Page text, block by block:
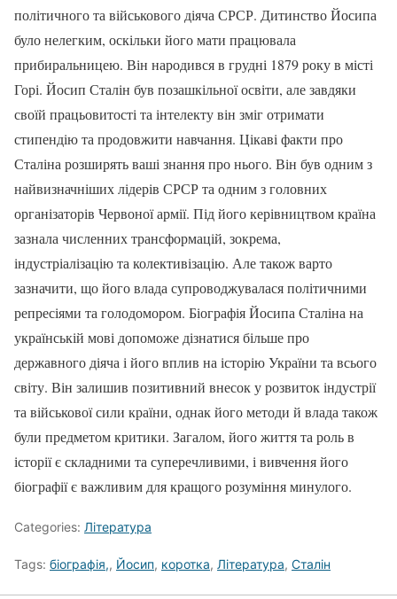
політичного та військового діяча СРСР. Дитинство Йосипа
було нелегким, оскільки його мати працювала
прибиральницею. Він народився в грудні 1879 року в місті
Горі. Йосип Сталін був позашкільної освіти, але завдяки
своїй працьовитості та інтелекту він зміг отримати
стипендію та продовжити навчання. Цікаві факти про
Сталіна розширять ваші знання про нього. Він був одним з
найвизначніших лідерів СРСР та одним з головних
організаторів Червоної армії. Під його керівництвом країна
зазнала численних трансформацій, зокрема,
індустріалізацію та колективізацію. Але також варто
зазначити, що його влада супроводжувалася політичними
репресіями та голодомором. Біографія Йосипа Сталіна на
українській мові допоможе дізнатися більше про
державного діяча і його вплив на історію України та всього
світу. Він залишив позитивний внесок у розвиток індустрії
та військової сили країни, однак його методи й влада також
були предметом критики. Загалом, його життя та роль в
історії є складними та суперечливими, і вивчення його
біографії є важливим для кращого розуміння минулого.
Categories: Література
Tags: біографія,, Йосип, коротка, Література, Сталін